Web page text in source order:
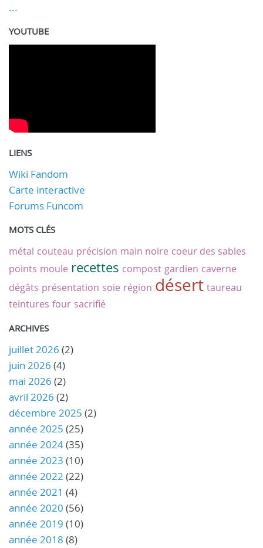
...
YOUTUBE
LIENS
Wiki Fandom
Carte interactive
Forums Funcom
MOTS CLÉS
métal couteau précision main noire coeur des sables
points moule recettes compost gardien caverne
dégâts présentation soie région désert taureau
teintures four sacrifié
ARCHIVES
juillet 2026 (2)
juin 2026 (4)
mai 2026 (2)
avril 2026 (2)
décembre 2025 (2)
année 2025 (25)
année 2024(35)
année 2023 (10)
année 2022 (22)
année 2021 (4)
année 2020 (56)
année 2019 (10)
année 2018 (8)